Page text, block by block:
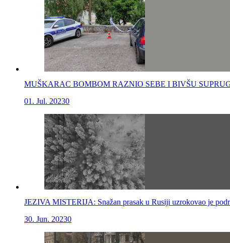
MUŠKARAC BOMBOM RAZNIO SEBE I BIVŠU
01. Jul. 20230
JEZIVA MISTERIJA: Snažan prasak u Rusiji uzrokovao je
30. Jun. 20230